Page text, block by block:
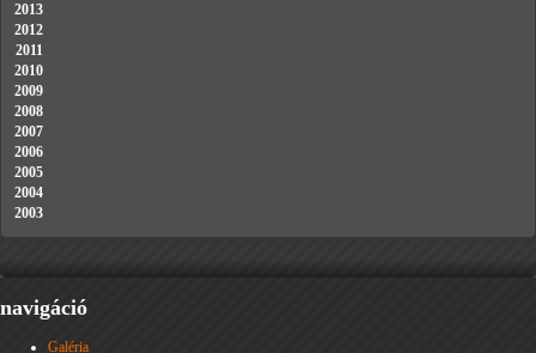
2013
2012
2011
2010
2009
2008
2007
2006
2005
2004
2003
navigáció
Galéria